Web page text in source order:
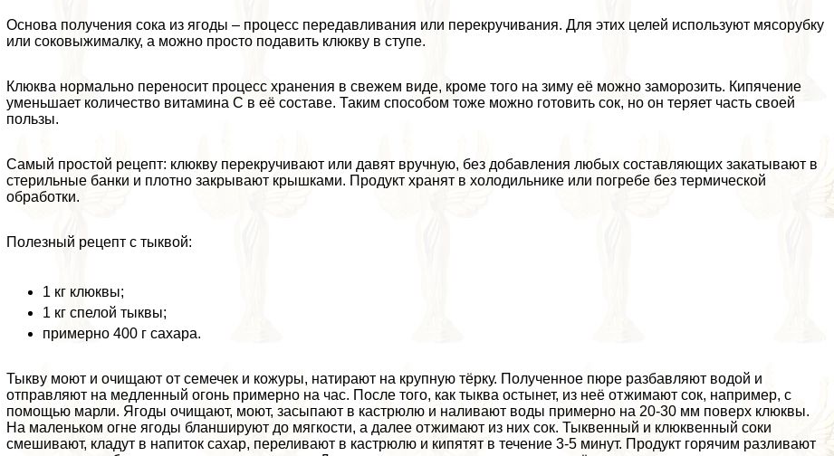
Основа получения сока из ягоды – процесс передавливания или перекручивания. Для этих целей используют мясорубку
или соковыжималку, а можно просто подавить клюкву в ступе.
Клюква нормально переносит процесс хранения в свежем виде, кроме того на зиму её можно заморозить. Кипячение
уменьшает количество витамина С в её составе. Таким способом тоже можно готовить сок, но он теряет часть своей
пользы.
Самый простой рецепт: клюкву перекручивают или давят вручную, без добавления любых составляющих закатывают в
стерильные банки и плотно закрывают крышками. Продукт хранят в холодильнике или погребе без термической
обработки.
Полезный рецепт с тыквой:
1 кг клюквы;
1 кг спелой тыквы;
примерно 400 г сахара.
Тыкву моют и очищают от семечек и кожуры, натирают на крупную тёрку. Полученное пюре разбавляют водой и
отправляют на медленный огонь примерно на час. После того, как тыква остынет, из неё отжимают сок, например, с
помощью марли. Ягоды очищают, моют, засыпают в кастрюлю и наливают воды примерно на 20-30 мм поверх клюквы.
На маленьком огне ягоды бланшируют до мягкости, а далее отжимают из них сок. Тыквенный и клюквенный соки
смешивают, кладут в напиток сахар, переливают в кастрюлю и кипятят в течение 3-5 минут. Продукт горячим разливают